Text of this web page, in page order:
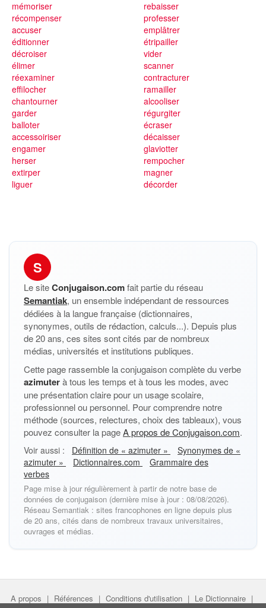
mémoriser
récompenser
accuser
éditionner
décroiser
élimer
réexaminer
rebaisser
professer
emplâtrer
étripailler
vider
scanner
contracturer
effilocher
chantourner
garder
balloter
accessoiriser
engamer
herser
extirper
liguer
ramailler
alcooliser
régurgiter
écraser
décaisser
glaviotter
rempocher
magner
décorder
S
Le siteConjugaison.comfait partie du réseau
Semantiak, un ensemble indépendant de ressources
dédiées à la langue française (dictionnaires,
synonymes, outils de rédaction, calculs...). Depuis plus
de 20 ans, ces sites sont cités par de nombreux
médias, universités et institutions publiques.
Cette page rassemble la conjugaison complète du verbe
azimuterà tous les temps et à tous les modes, avec
une présentation claire pour un usage scolaire,
professionnel ou personnel. Pour comprendre notre
méthode (sources, relectures, choix des tableaux), vous
pouvez consulter la pageA propos de Conjugaison.com.
Voir aussi : Définition de « azimuter »
Synonymes de «
azimuter »
Dictionnaires.com
Grammaire des
verbes
Page mise à jour régulièrement à partir de notre base de
données de conjugaison (dernière mise à jour : 08/08/2026).
Réseau Semantiak : sites francophones en ligne depuis plus
de 20 ans, cités dans de nombreux travaux universitaires,
ouvrages et médias.
A propos | Références | Conditions d'utilisation | Le Dictionnaire |